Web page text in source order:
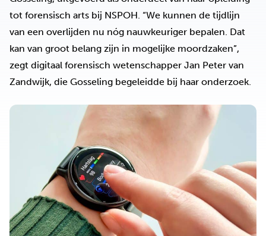
tot forensisch arts bij NSPOH. “We kunnen de tijdlijn
van een overlijden nu nóg nauwkeuriger bepalen. Dat
kan van groot belang zijn in mogelijke moordzaken”,
zegt digitaal forensisch wetenschapper Jan Peter van
Zandwijk, die Gosseling begeleidde bij haar onderzoek.